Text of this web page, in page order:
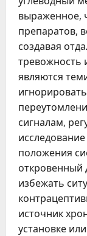
выраженное,
препаратов,
создавая
тревожность
являются
сигналам,
положения
откровенный
избежать
источник
установке